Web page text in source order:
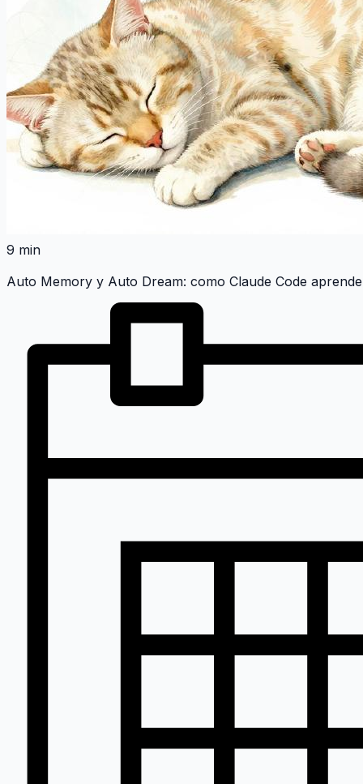
9 min
Auto Memory y Auto Dream: como Claude Code